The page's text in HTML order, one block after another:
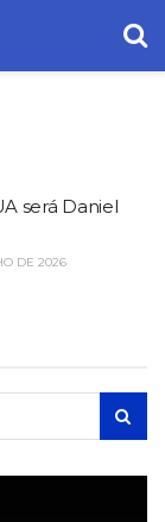
será Daniel
DE 2026